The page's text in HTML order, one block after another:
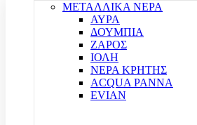
ΜΕΤΑΛΛΙΚΑ ΝΕΡΑ
ΑΥΡΑ
ΔΟΥΜΠΙΑ
ΖΑΡΟΣ
ΙΟΛΗ
ΝΕΡΑ ΚΡΗΤΗΣ
ACQUA PANNA
EVIAN